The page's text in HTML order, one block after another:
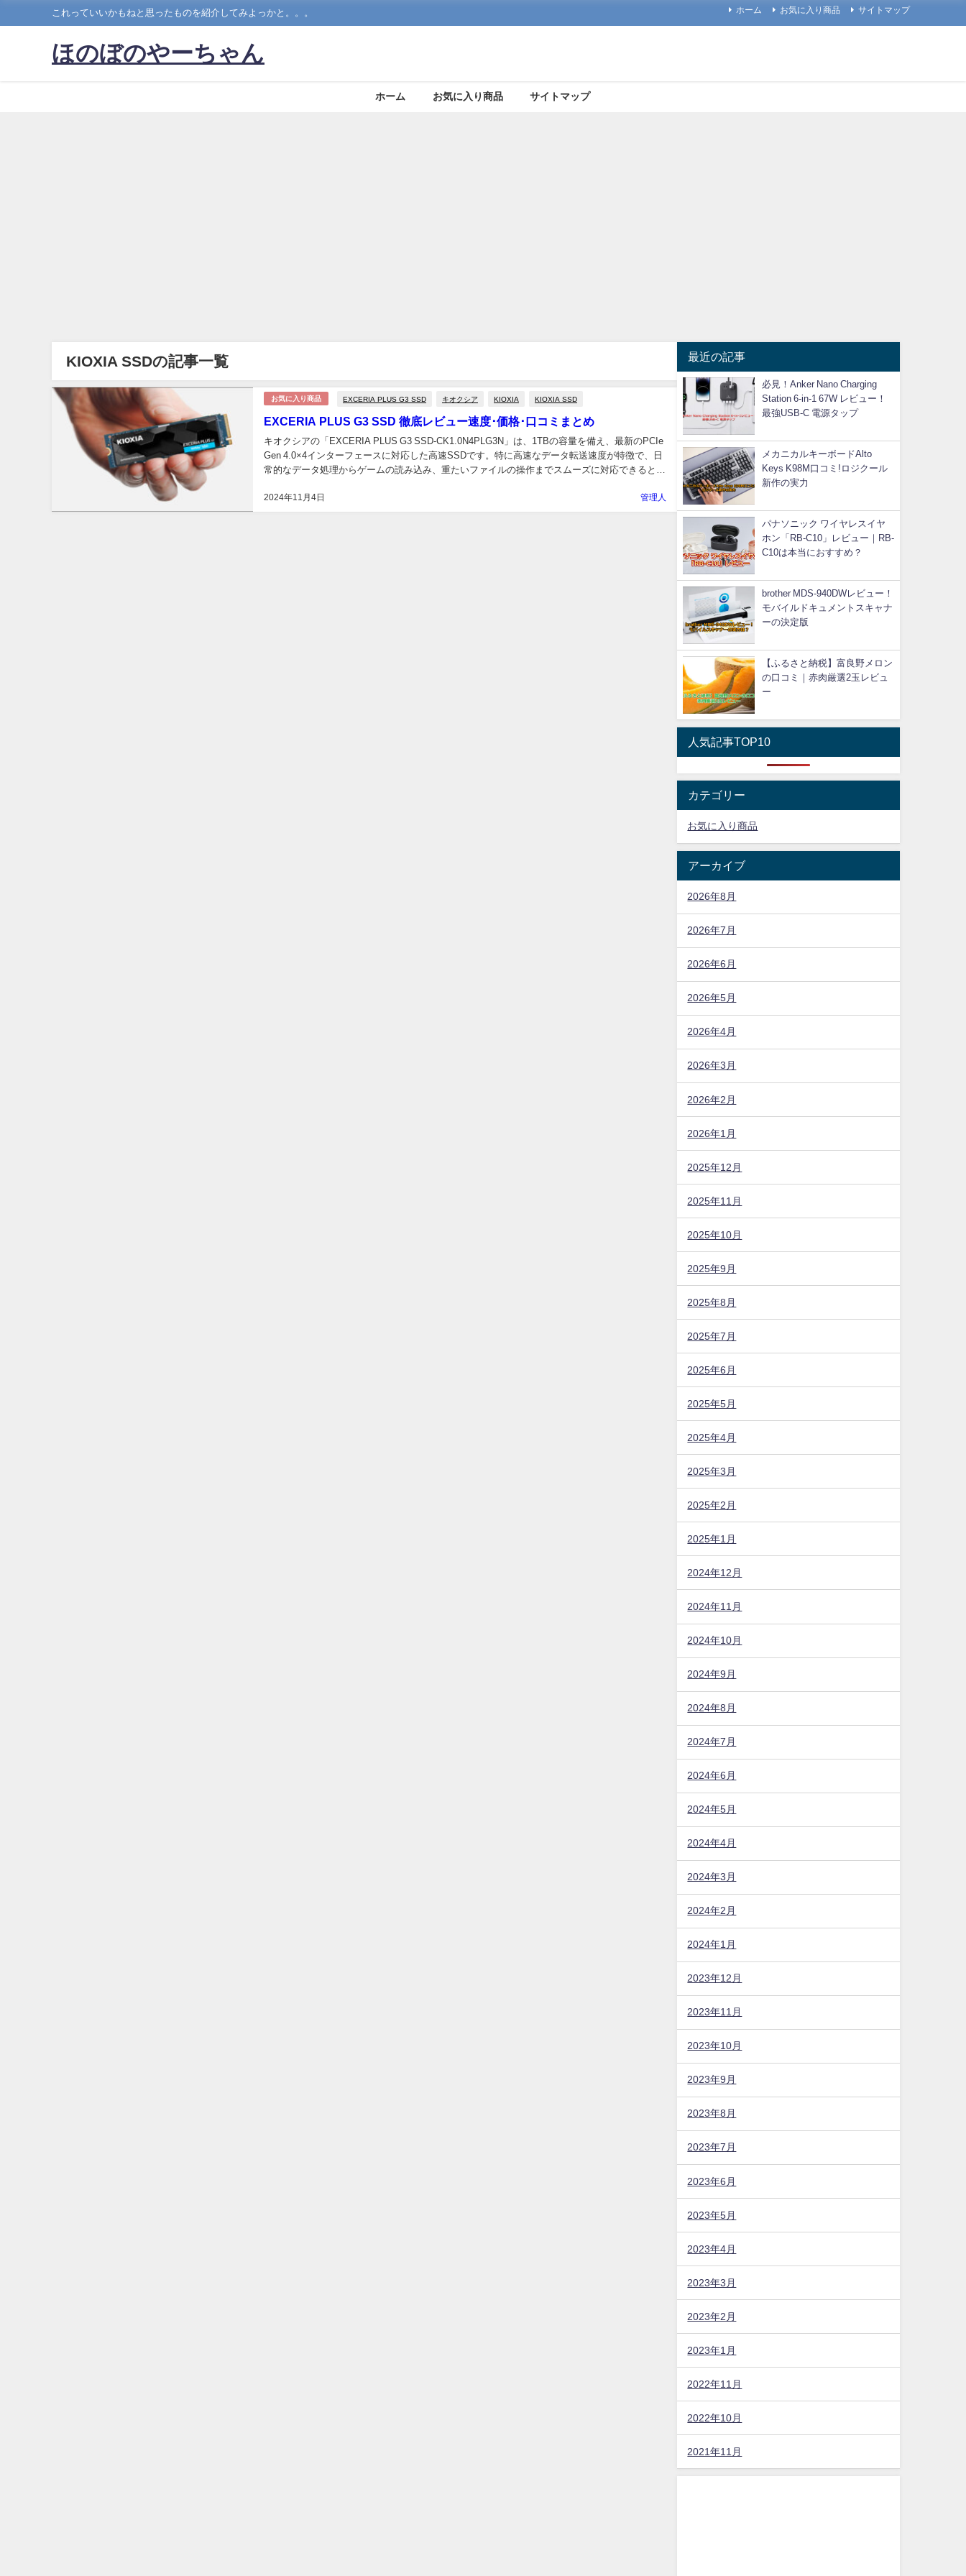
これっていいかもねと思ったものを紹介してみよっかと。。。 ホーム お気に入り商品 サイトマップ
ほのぼのやーちゃん
ホーム お気に入り商品 サイトマップ
KIOXIA SSDの記事一覧
お気に入り商品 EXCERIA PLUS G3 SSD キオクシア KIOXIA KIOXIA SSD
EXCERIA PLUS G3 SSD 徹底レビュー速度･価格･口コミまとめ
2024年11月4日
キオクシアの「EXCERIA PLUS G3 SSD-CK1.0N4PLG3N」は、1TBの容量を備え、最新のPCIe
Gen 4.0×4インターフェースに対応した高速SSDです。特に高速なデータ転送速度が特徴で、日
常的なデータ処理からゲームの読み込み、重たいファイルの操作までスムーズに対応できると評
管理人
最近の記事
必見！Anker Nano Charging
Station 6-in-1 67W レビュー！
最強USB-C 電源タップ
メカニカルキーボードAlto
Keys K98M口コミ!ロジクール
新作の実力
パナソニック ワイヤレスイヤ
ホン「RB-C10」レビュー｜RB-
C10は本当におすすめ？
brother MDS-940DWレビュー！
モバイルドキュメントスキャナ
ーの決定版
【ふるさと納税】富良野メロン
の口コミ｜赤肉厳選2玉レビュ
ー
人気記事TOP10
カテゴリー
お気に入り商品
アーカイブ
2026年8月
2026年7月
2026年6月
2026年5月
2026年4月
2026年3月
2026年2月
2026年1月
2025年12月
2025年11月
2025年10月
2025年9月
2025年8月
2025年7月
2025年6月
2025年5月
2025年4月
2025年3月
2025年2月
2025年1月
2024年12月
2024年11月
2024年10月
2024年9月
2024年8月
2024年7月
2024年6月
2024年5月
2024年4月
2024年3月
2024年2月
2024年1月
2023年12月
2023年11月
2023年10月
2023年9月
2023年8月
2023年7月
2023年6月
2023年5月
2023年4月
2023年3月
2023年2月
2023年1月
2022年11月
2022年10月
2021年11月